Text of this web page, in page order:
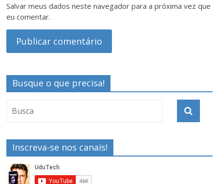
Salvar meus dados neste navegador para a próxima vez que
eu comentar.
Busque o que precisa!
Inscreva-se nos canais!